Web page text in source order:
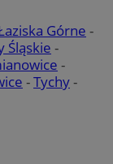
Górne -
Śląskie -
-
-Tychy-